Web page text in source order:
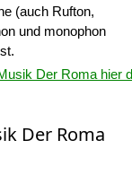
(auch Rufton,
und monophon
Der Roma hier
Der Roma